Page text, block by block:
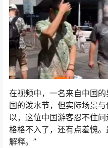
在视频中，一名来自中国
国的泼水节，但实际场景
以，这位中国游客忍不住
格格不入了，还有点羞愧
解释。”